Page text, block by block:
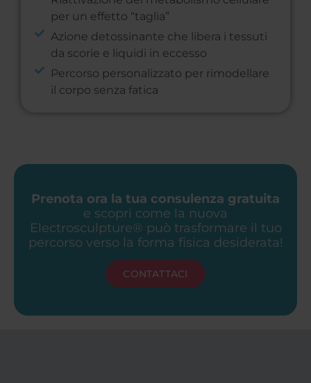
per un effetto “taglia”
Azione detossinante che libera i tessuti
da scorie e liquidi in eccesso
Percorso personalizzato per rimodellare
il corpo senza fatica
Prenota ora la tua consulenza gratuita
e scopri come la nuova
Electrosculpture® può trasformare il tuo
percorso verso la forma fisica desiderata!
CONTATTACI